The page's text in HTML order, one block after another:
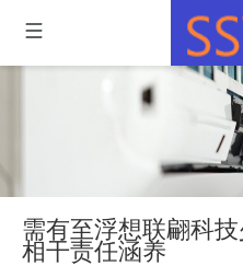
需有至浮想联翩科
相干责任涵养